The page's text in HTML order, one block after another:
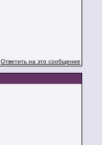
Ответить на это сообщение